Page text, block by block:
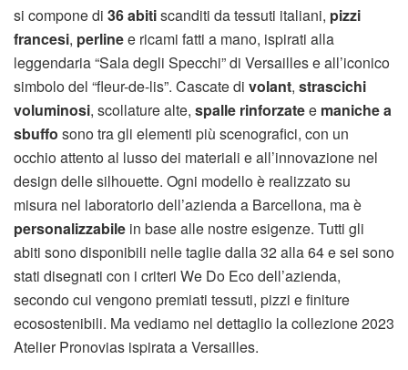
si compone di 36 abitiscanditi da tessuti italiani, pizzi
francesi, perlinee ricami fatti a mano, ispirati alla
leggendaria “Sala degli Specchi” di Versailles e all’iconico
simbolo del “fleur-de-lis”. Cascate di volant, strascichi
voluminosi, scollature alte, spalle rinforzatee maniche a
sbuffo sono tra gli elementi più scenografici, con un
occhio attento al lusso dei materiali e all’innovazione nel
design delle silhouette. Ogni modello è realizzato su
misura nel laboratorio dell’azienda a Barcellona, ma è
personalizzabile in base alle nostre esigenze. Tutti gli
abiti sono disponibili nelle taglie dalla 32 alla 64 e sei sono
stati disegnati con i criteri We Do Eco dell’azienda,
secondo cui vengono premiati tessuti, pizzi e finiture
ecosostenibili. Ma vediamo nel dettaglio la collezione 2023
Atelier Pronovias ispirata a Versailles.